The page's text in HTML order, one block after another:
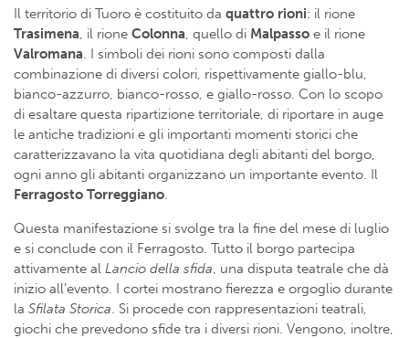
Il territorio di Tuoro è costituito da quattro rioni: il rione
Trasimena, il rione Colonna, quello di Malpasso e il rione
Valromana. I simboli dei rioni sono composti dalla
combinazione di diversi colori, rispettivamente giallo-blu,
bianco-azzurro, bianco-rosso, e giallo-rosso. Con lo scopo
di esaltare questa ripartizione territoriale, di riportare in auge
le antiche tradizioni e gli importanti momenti storici che
caratterizzavano la vita quotidiana degli abitanti del borgo,
ogni anno gli abitanti organizzano un importante evento. Il
Ferragosto Torreggiano.
Questa manifestazione si svolge tra la fine del mese di luglio
e si conclude con il Ferragosto. Tutto il borgo partecipa
attivamente al Lancio della sfida, una disputa teatrale che dà
inizio all’evento. I cortei mostrano fierezza e orgoglio durante
la Sfilata Storica. Si procede con rappresentazioni teatrali,
giochi che prevedono sfide tra i diversi rioni. Vengono, inoltre,